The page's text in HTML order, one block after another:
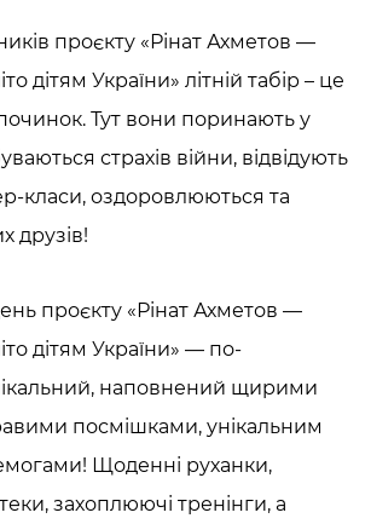
проєкту «Рінат Ахметов —
дітям України» літній табір – це
Тут вони поринають у
страхів війни, відвідують
класи, оздоровлюються та
друзів!
проєкту «Рінат Ахметов —
дітям України» — по-
наповнений щирими
посмішками, унікальним
Щоденні руханки,
захоплюючі тренінги, а